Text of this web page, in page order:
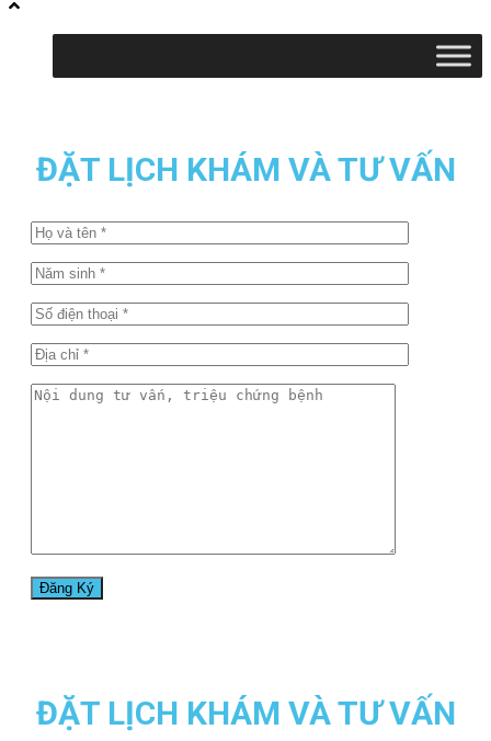
ĐẶT LỊCH KHÁM VÀ TƯ VẤN
ĐẶT LỊCH KHÁM VÀ TƯ VẤN